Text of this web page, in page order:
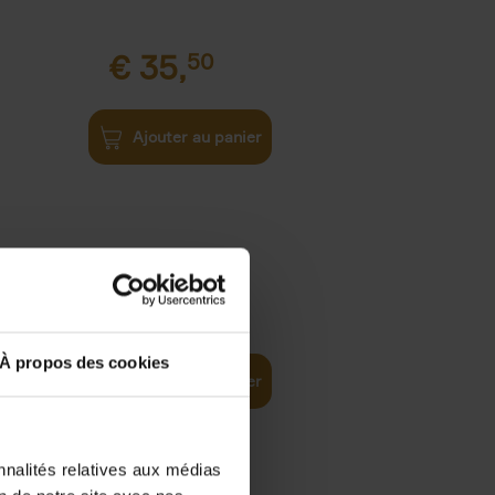
À propos des cookies
relatives aux médias
€ 35,50
Ajouter au panier
37,50
Ajouter au panier